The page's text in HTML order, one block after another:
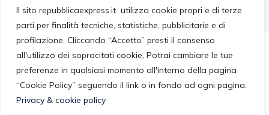
Il sito repubblicaexpress.it utilizza cookie propri e di terze
parti per finalità tecniche, statistiche, pubblicitarie e di
profilazione. Cliccando “Accetto” presti il consenso
all'utilizzo dei sopracitati cookie, Potrai cambiare le tue
preferenze in qualsiasi momento all'interno della pagina
“Cookie Policy” seguendo il link o in fondo ad ogni pagina.
Privacy & cookie policy